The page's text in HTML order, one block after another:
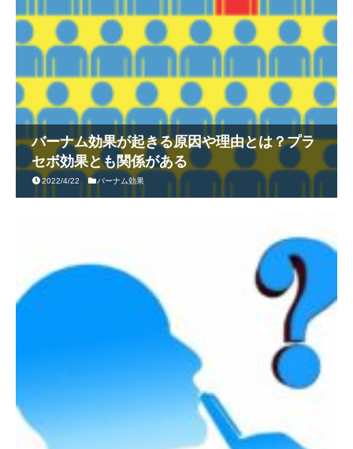
バーナム効果が起きる原因や理由とは？プラ
セボ効果とも関係がある
2022/4/22 バーナム効果